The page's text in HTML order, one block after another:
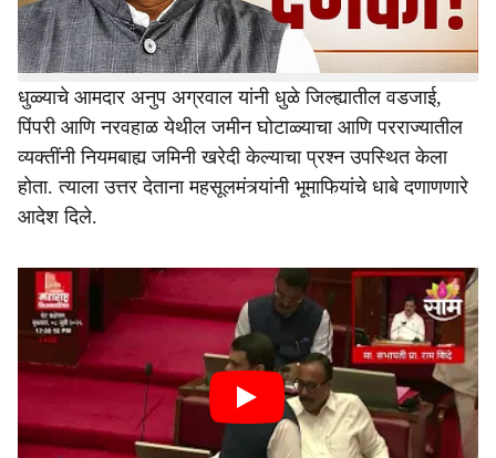
अशी माहिती महसूलमंत्री चंद्रशेखर बावनकुळे यांनी विधानसभेत
केली.
धुळ्याचे आमदार अनुप अग्रवाल यांनी धुळे जिल्ह्यातील वडजाई,
पिंपरी आणि नरवहाळ येथील जमीन घोटाळ्याचा आणि परराज्यातील
व्यक्तींनी नियमबाह्य जमिनी खरेदी केल्याचा प्रश्न उपस्थित केला
होता. त्याला उत्तर देताना महसूलमंत्र्यांनी भूमाफियांचे धाबे दणाणणारे
आदेश दिले.